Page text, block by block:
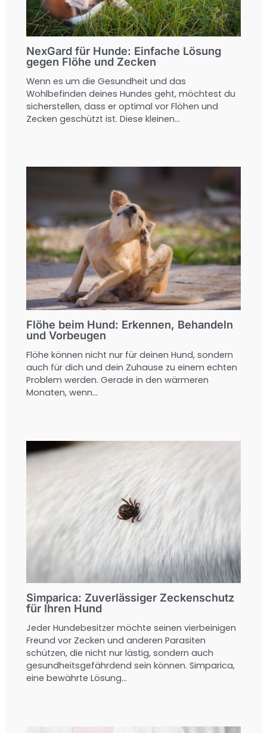
NexGard für Hunde: Einfache Lösung
gegen Flöhe und Zecken
Wenn es um die Gesundheit und das
Wohlbefinden deines Hundes geht, möchtest du
sicherstellen, dass er optimal vor Flöhen und
Zecken geschützt ist. Diese kleinen…
Flöhe beim Hund: Erkennen, Behandeln
und Vorbeugen
Flöhe können nicht nur für deinen Hund, sondern
auch für dich und dein Zuhause zu einem echten
Problem werden. Gerade in den wärmeren
Monaten, wenn…
Simparica: Zuverlässiger Zeckenschutz
für Ihren Hund
Jeder Hundebesitzer möchte seinen vierbeinigen
Freund vor Zecken und anderen Parasiten
schützen, die nicht nur lästig, sondern auch
gesundheitsgefährdend sein können. Simparica,
eine bewährte Lösung…